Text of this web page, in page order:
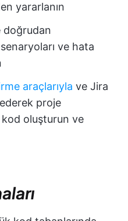
yararlanın
doğrudan
ve hata
araçlarıyla ve Jira
proje
oluşturun ve